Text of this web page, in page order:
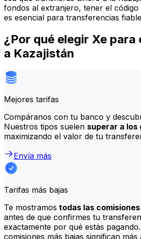
fondos al extranjero, tener el código
es esencial para transferencias
¿Por qué elegir Xe para
a Kazajistán
Mejores tarifas
Compáranos con tu banco y
Nuestros tipos suelen superar a los
maximizando el valor de tu
Envía más
Tarifas más bajas
Te mostramos todas las
antes de que confirmes tu
exactamente por qué estás
comisiones más bajas significan